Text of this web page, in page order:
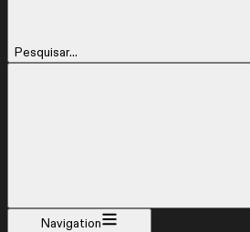
Pesquisar...
Navigation